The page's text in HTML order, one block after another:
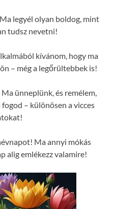
legyél olyan boldog, mint
tudsz nevetni!
kívánom, hogy ma
– még a legőrültebbek is!
ünneplünk, és remélem,
– különösen a vicces
Ma annyi mókás
alig emlékezz valamire!